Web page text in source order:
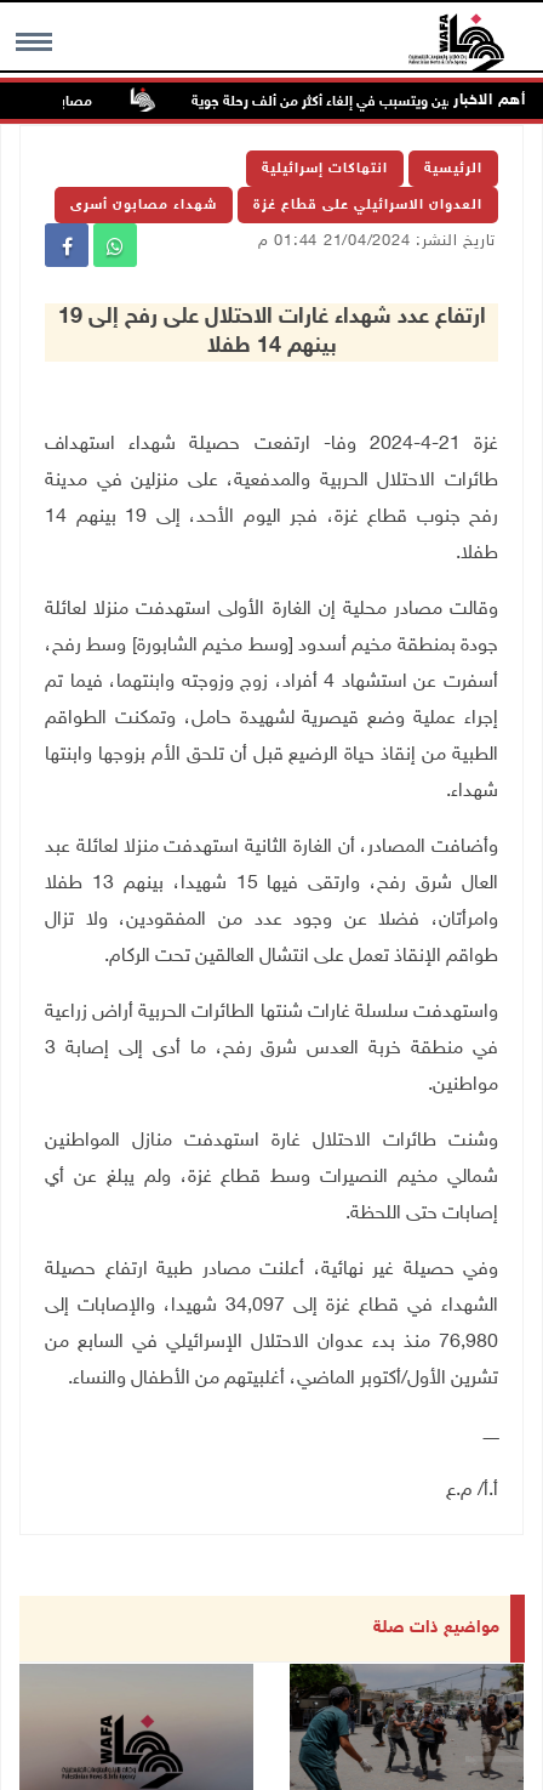
MENU أهم الاخبار
شرق الصين ويتسبب في إلغاء أكثر من ألف رحلة جوية مصابون بنيران
الرئيسية انتهاكات إسرائيلية
العدوان الاسرائيلي على قطاع غزة شهداء مصابون أسرى
تاريخ النشر: 21/04/2024 01:44 م
ارتفاع عدد شهداء غارات الاحتلال على رفح إلى 19
بينهم 14 طفلا
غزة 21-4-2024 وفا- ارتفعت حصيلة شهداء استهداف
طائرات الاحتلال الحربية والمدفعية، على منزلين في مدينة
رفح جنوب قطاع غزة، فجر اليوم الأحد، إلى 19 بينهم 14
طفلا.
وقالت مصادر محلية إن الغارة الأولى استهدفت منزلا لعائلة
جودة بمنطقة مخيم أسدود [وسط مخيم الشابورة] وسط رفح،
أسفرت عن استشهاد 4 أفراد، زوج وزوجته وابنتهما، فيما تم
إجراء عملية وضع قيصرية لشهيدة حامل، وتمكنت الطواقم
الطبية من إنقاذ حياة الرضيع قبل أن تلحق الأم بزوجها وابنتها
شهداء.
وأضافت المصادر، أن الغارة الثانية استهدفت منزلا لعائلة عبد
العال شرق رفح، وارتقى فيها 15 شهيدا، بينهم 13 طفلا
وامرأتان، فضلا عن وجود عدد من المفقودين، ولا تزال
طواقم الإنقاذ تعمل على انتشال العالقين تحت الركام.
واستهدفت سلسلة غارات شنتها الطائرات الحربية أراض زراعية
في منطقة خربة العدس شرق رفح، ما أدى إلى إصابة 3
مواطنين.
وشنت طائرات الاحتلال غارة استهدفت منازل المواطنين
شمالي مخيم النصيرات وسط قطاع غزة، ولم يبلغ عن أي
إصابات حتى اللحظة.
وفي حصيلة غير نهائية، أعلنت مصادر طبية ارتفاع حصيلة
الشهداء في قطاع غزة إلى 34,097 شهيدا، والإصابات إلى
76,980 منذ بدء عدوان الاحتلال الإسرائيلي في السابع من
تشرين الأول/أكتوبر الماضي، أغلبيتهم من الأطفال والنساء.
ــــــ
أ.أ/ م.ع
مواضيع ذات صلة